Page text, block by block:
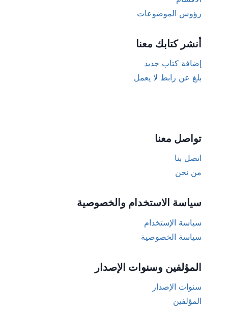
رؤوس الموضوعات
أنشر كتابك معنا
إضافة كتاب جديد
بلغ عن رابط لا يعمل
تواصل معنا
اتصل بنا
من نحن
سياسة الاستخدام والخصوصية
سياسة الإستخدام
سياسة الخصوصية
المؤلفين وسنوات الإصدار
سنوات الإصدار
المؤلفين